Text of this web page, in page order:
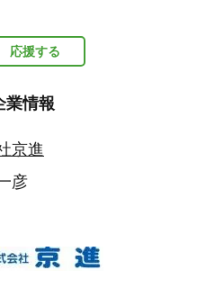
応援する
業情報
京進
彦